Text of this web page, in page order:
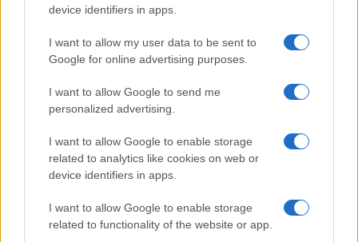
device identifiers in apps.
I want to allow my user data to be sent to
Google for online advertising purposes.
I want to allow Google to send me
personalized advertising.
I want to allow Google to enable storage
related to analytics like cookies on web or
device identifiers in apps.
I want to allow Google to enable storage
related to functionality of the website or app.
Strategie per coprire posizioni spot e volatilità con perps
Edoardo Vitali · 4 Ago 2026